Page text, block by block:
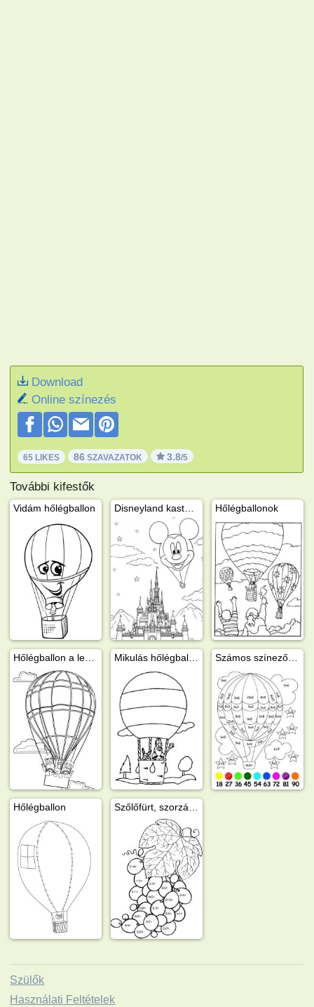
Download
Online színezés
65 LIKES 86 SZAVAZATOK 3.8/5
További kifestők
Vidám hőlégballon Hőlégballonok
Hőlégballon
Szülők
Használati Feltételek